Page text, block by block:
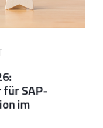
für SAP-
im